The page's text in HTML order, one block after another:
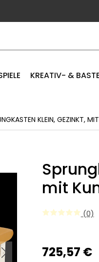
KREATIV- &
KLEIN, GEZINKT,
mit
(0)
725,57 €